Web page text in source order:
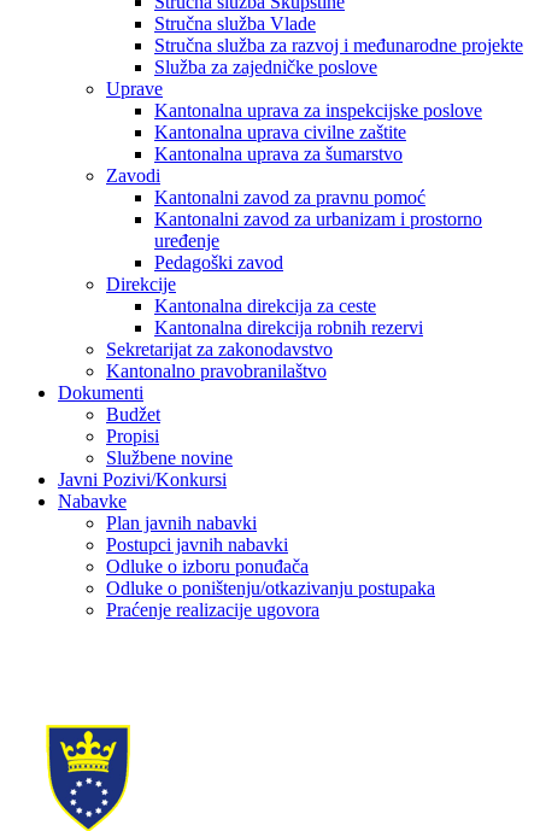
Stručna služba Vlade
Stručna služba za razvoj i međunarodne projekte
Služba za zajedničke poslove
Uprave
Kantonalna uprava za inspekcijske poslove
Kantonalna uprava civilne zaštite
Kantonalna uprava za šumarstvo
Zavodi
Kantonalni zavod za pravnu pomoć
Kantonalni zavod za urbanizam i prostorno
uređenje
Pedagoški zavod
Direkcije
Kantonalna direkcija za ceste
Kantonalna direkcija robnih rezervi
Sekretarijat za zakonodavstvo
Kantonalno pravobranilaštvo
Dokumenti
Budžet
Propisi
Službene novine
Javni Pozivi/Konkursi
Nabavke
Plan javnih nabavki
Postupci javnih nabavki
Odluke o izboru ponuđača
Odluke o poništenju/otkazivanju postupaka
Praćenje realizacije ugovora